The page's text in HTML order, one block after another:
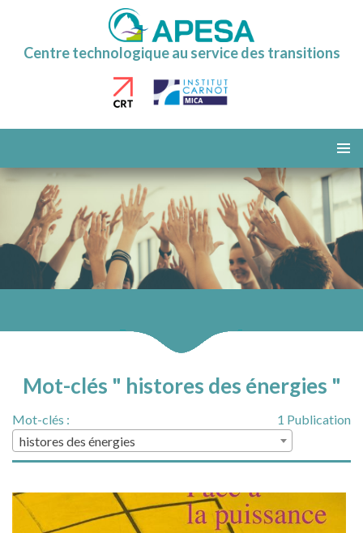
Centre technologique au service des transitions
MENU
AU
CONTENU
Mot-clés " histores des énergies "
1 Publication
Mot-clés :
histores des énergies